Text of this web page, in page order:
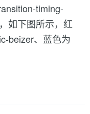
timing-
如下图所示，红
beizer、蓝色为